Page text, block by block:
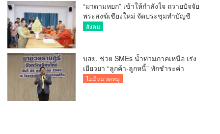
“มาดามหยก” เข้าให้กำลังใจ ถวายปัจจัย
พระสงฆ์เชียงใหม่ จัดประชุมทำบัญชี
รายรับรายจ่ายของวัด กว่า 300 รูป ที่วัด
สังคม
บสย. ช่วย SMEs น้ำท่วมภาคเหนือ เร่ง
เยียวยา “ลูกค้า-ลูกหนี้” พักชำระค่า
ธรรมเนียม-ค่างวด
ไม่มีหมวดหมู่